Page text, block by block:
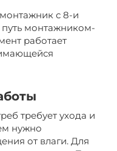
монтажник с 8-и
монтажником-
работает
требует ухода и
нужно
от влаги. Для